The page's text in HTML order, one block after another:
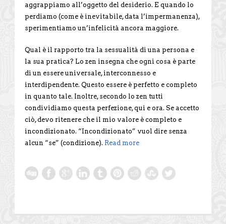
aggrappiamo all’oggetto del desiderio. E quando lo
perdiamo (come è inevitabile, data l’impermanenza),
sperimentiamo un’infelicità ancora maggiore.
Qual è il rapporto tra la sessualità di una persona e
la sua pratica? Lo zen insegna che ogni cosa è parte
di un essere universale, interconnesso e
interdipendente. Questo essere è perfetto e completo
in quanto tale. Inoltre, secondo lo zen tutti
condividiamo questa perfezione, qui e ora. Se accetto
ciò, devo ritenere che il mio valore è completo e
incondizionato. “Incondizionato” vuol dire senza
alcun “se” (condizione). Read more